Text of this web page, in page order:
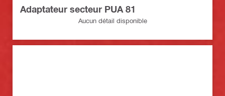
Adaptateur secteur PUA 81
Aucun détail disponible